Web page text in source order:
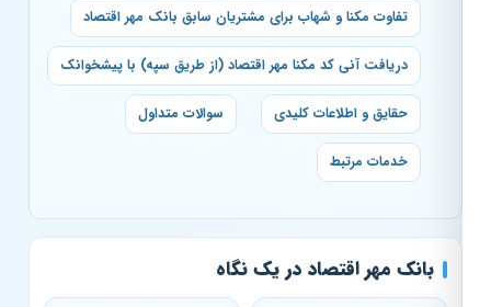
تفاوت مکنا و شهاب برای مشتریان سابق بانک مهر اقتصاد
دریافت آنی کد مکنا مهر اقتصاد (از طریق سپه) با پیشخوانک
حقایق و اطلاعات کلیدی سوالات متداول
خدمات مرتبط
بانک مهر اقتصاد در یک نگاه